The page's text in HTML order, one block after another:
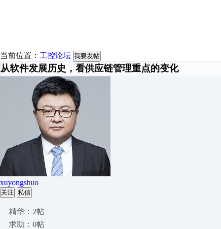
当前位置： 工控论坛 我要发帖
从软件发展历史，看供应链管理重点的变化
xuyongshuo
关注 私信
精华：2帖
求助：0帖